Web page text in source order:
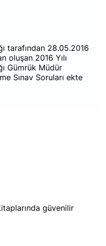
tarafından 28.05.2016
oluşan 2016 Yılı
Gümrük Müdür
Sınav Soruları ekte
güvenilir